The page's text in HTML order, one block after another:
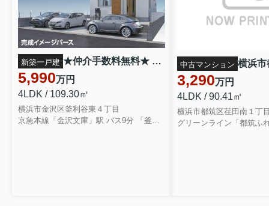
新築一戸建 ★仲介手数料無料★ 金沢区釜利谷東4丁目 新築戸建
5,990万円
4LDK / 109.30㎡
横浜市金沢区釜利谷東４丁目
京急本線「金沢文庫」駅 バス9分 「釜利谷高校」 停歩7分
中古マンション
3,290万円
4LDK / 90.41㎡
横浜市都筑区荏田南１丁